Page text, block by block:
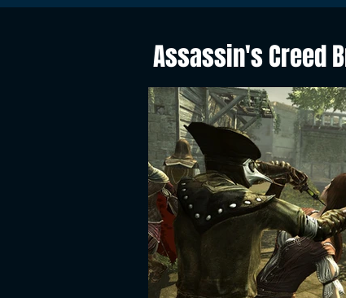
Assassin's Creed